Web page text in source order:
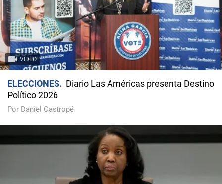
VIDEO
ELECCIONES
Diario Las Américas presenta Destino
Político 2026
Por Daniel Castropé